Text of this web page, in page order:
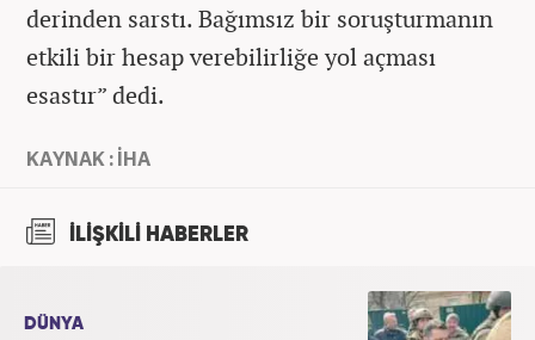
derinden sarstı. Bağımsız bir soruşturmanın
etkili bir hesap verebilirliğe yol açması
esastır” dedi.
KAYNAK : İHA
İLİŞKİLİ HABERLER
DÜNYA